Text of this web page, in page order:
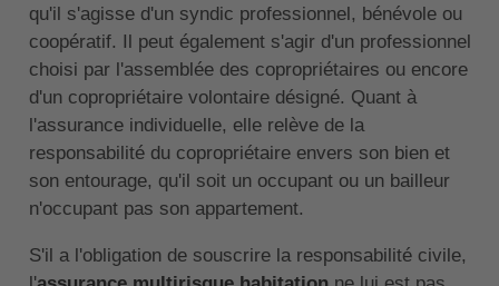
qu'il s'agisse d'un syndic professionnel, bénévole ou
coopératif. Il peut également s'agir d'un professionnel
choisi par l'assemblée des copropriétaires ou encore
d'un copropriétaire volontaire désigné. Quant à
l'assurance individuelle, elle relève de la
responsabilité du copropriétaire envers son bien et
son entourage, qu'il soit un occupant ou un bailleur
n'occupant pas son appartement.
S'il a l'obligation de souscrire la responsabilité civile,